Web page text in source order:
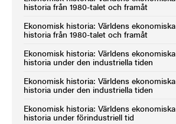
historia från 1980-talet och framåt
Ekonomisk historia: Världens ekonomiska
historia från 1980-talet och framåt
Ekonomisk historia: Världens ekonomiska
historia under den industriella tiden
Ekonomisk historia: Världens ekonomiska
historia under den industriella tiden
Ekonomisk historia: Världens ekonomiska
historia under förindustriell tid